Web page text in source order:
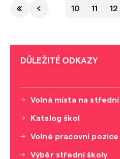
10 11 12
DŮLEŽITÉ ODKAZY
Volná místa na
Katalog škol
Volné pracovní
Výběr střední školy